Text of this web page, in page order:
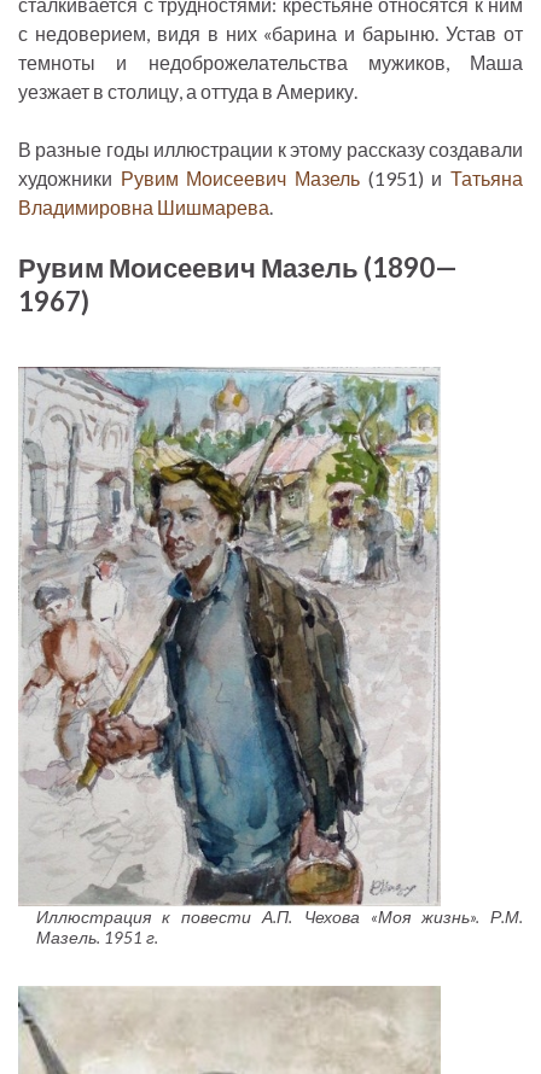
с недоверием, видя в них «барина и барыню. Устав от
темноты и недоброжелательства мужиков, Маша
уезжает в столицу, а оттуда в Америку.
В разные годы иллюстрации к этому рассказу создавали
художники Рувим Моисеевич Мазель (1951) иТатьяна
Владимировна Шишмарева.
Рувим Моисеевич Мазель (1890—
1967)
Иллюстрация к повести А.П. Чехова «Моя жизнь». Р.М.
Мазель. 1951 г.